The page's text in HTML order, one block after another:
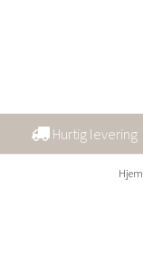
Hurtig levering
Hjem